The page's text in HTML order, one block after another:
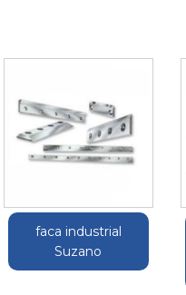
faca industrial
Suzano